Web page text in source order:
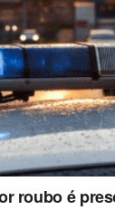
roubo é